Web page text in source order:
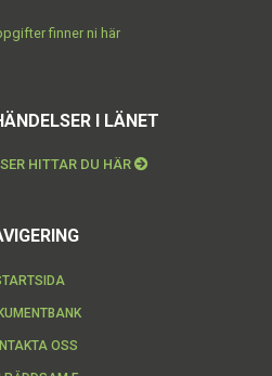
finner ni här
I LÄNET
HITTAR DU HÄR
OSS